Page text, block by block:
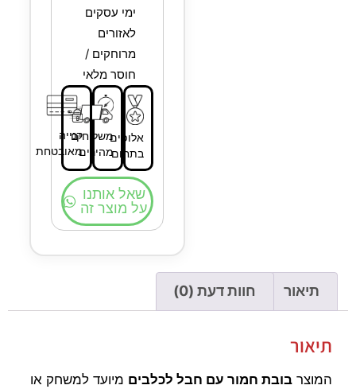
ימי עסקים
לאזורים
מרוחקים /
חוסר מלאי
אלופים
בתחום
משלוחים
מהירים
קנייה
מאובטחת
שאל אותנו
על מוצר זה
תיאור חוות דעת (0)
תיאור
המוצר בובת חמור עם חבל לכלבים מיועד למשחק או